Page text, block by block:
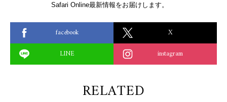
Safari Online最新情報をお届けします。
facebook
X
LINE
instagram
RELATED